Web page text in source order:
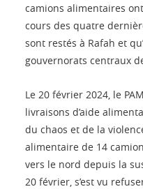
camions alimentaires
cours des quatre
sont restés à Rafah et
gouvernorats centraux
Le 20 février 2024, le
livraisons d’aide
du chaos et de la
alimentaire de 14
vers le nord depuis la
20 février, s’est vu